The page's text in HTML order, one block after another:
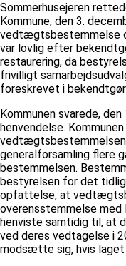
Sommerhusejeren
Kommune, den 3.
vedtægtsbestemmelse
var lovlig efter
restaurering, da
frivilligt
foreskrevet i
Kommunen svarede,
henvendelse.
generalforsamling flere
bestemmelsen.
bestyrelsen for det
opfattelse, at
overensstemmelse med
henviste samtidig til, at
ved deres vedtagelse i
modsætte sig, hvis